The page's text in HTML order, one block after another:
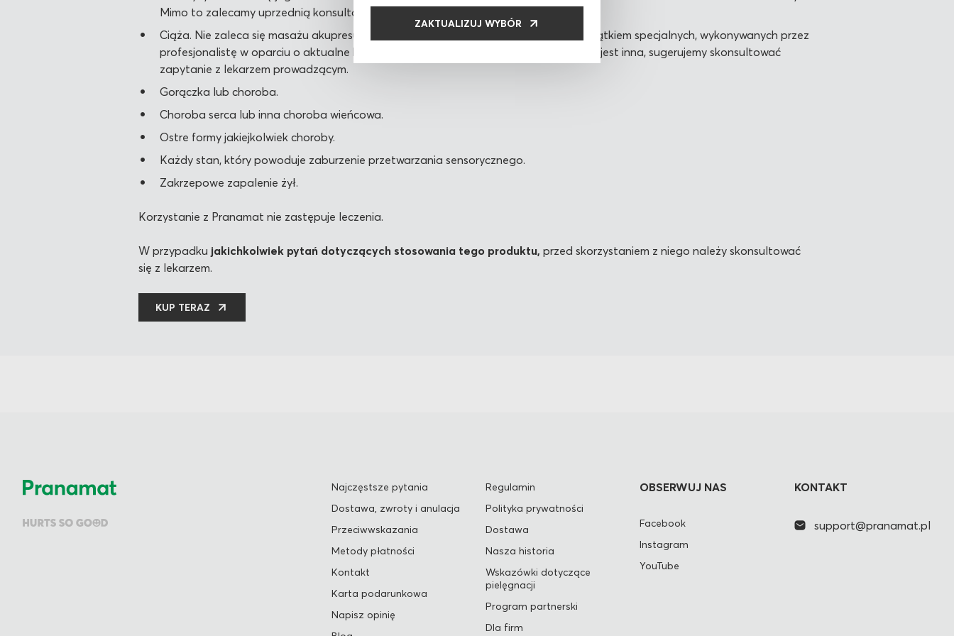
ZAKTUALIZUJ WYBÓR
Mimo to zalecamy uprzednią konsultację z lekarzem.
Ciąża. Nie zaleca się masażu akupresury w czasie ciąży, a także innych masaży, z wyjątkiem specjalnych, wykonywanych przez
profesjonalistę w oparciu o aktualne badania kobiety. Z uwagi na to, że każda ciąża jest inna, sugerujemy skonsultować
zapytanie z lekarzem prowadzącym.
Gorączka lub choroba.
Choroba serca lub inna choroba wieńcowa.
Ostre formy jakiejkolwiek choroby.
Każdy stan, który powoduje zaburzenie przetwarzania sensorycznego.
Zakrzepowe zapalenie żył.
Korzystanie z Pranamat nie zastępuje leczenia.
W przypadku jakichkolwiek pytań dotyczących stosowania tego produktu, przed skorzystaniem z niego należy skonsultować
się z lekarzem.
KUP TERAZ
Najczęstsze pytania
Dostawa, zwroty i anulacja
Przeciwwskazania
Metody płatności
Kontakt
Karta podarunkowa
Napisz opinię
Regulamin
Polityka prywatności
Dostawa
Nasza historia
Wskazówki dotyczące
pielęgnacji
Program partnerski
Dla firm
OBSERWUJ NAS
Facebook
Instagram
YouTube
KONTAKT
support@pranamat.pl